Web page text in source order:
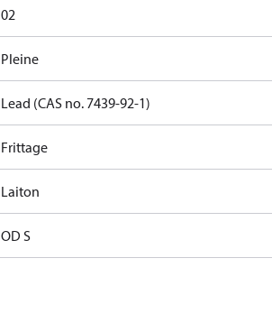
02
Pleine
Lead (CAS no. 7439-92-1)
Frittage
Laiton
OD S